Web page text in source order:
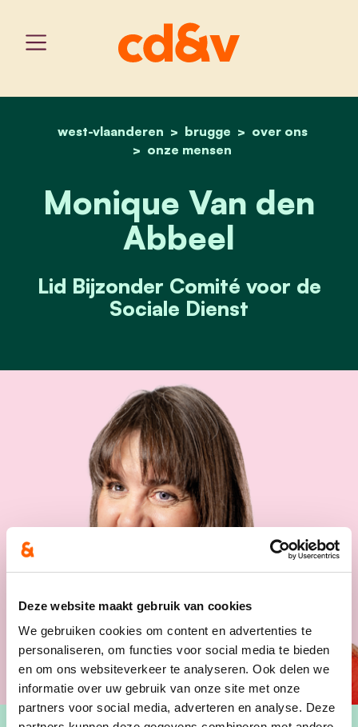
Deze website maakt gebruik van cookies
We gebruiken cookies om content en advertenties te
personaliseren, om functies voor social media te bieden
en om ons websiteverkeer te analyseren. Ook delen we
informatie over uw gebruik van onze site met onze
partners voor social media, adverteren en analyse. Deze
home
west-vlaanderen brugge
over ons
onze mensen
monique van den abbeel
Monique Van den
Abbeel
Lid Bijzonder Comité voor de
Sociale Dienst